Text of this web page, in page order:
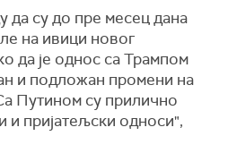
да су до пре месец дана
на ивици новог
да је однос са Трампом
и подложан промени на
Путином су прилично
и пријатељски односи",